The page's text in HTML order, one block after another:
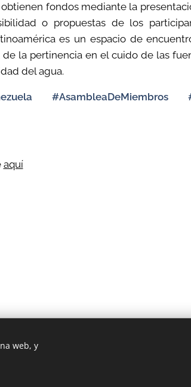
fondos mediante la
o propuestas de los
es un espacio de
la pertinencia en el cuido de las
del agua.
#AsambleaDeMiembros
aquí
| Todos los derechos reservados.
web, y